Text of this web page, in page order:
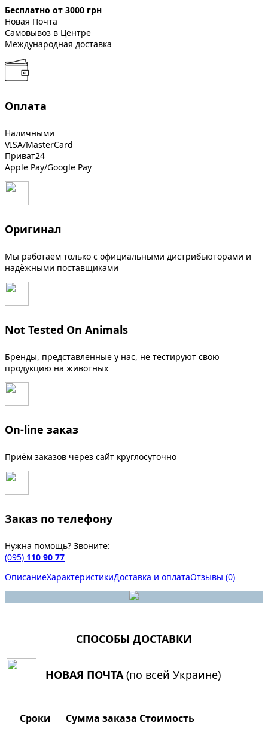
Бесплатно от 3000 грн
Новая Почта
Самовывоз в Центре
Международная доставка
Оплата
Наличными
VISA/MasterCard
Приват24
Apple Pay/Google Pay
Оригинал
Мы работаем только с официальными дистрибьюторами и
надёжными поставщиками
Not Tested On Animals
Бренды, представленные у нас, не тестируют свою
продукцию на животных
On-line заказ
Приём заказов через сайт круглосуточно
Заказ по телефону
Нужна помощь? Звоните:
(095) 110 90 77
ОписаниеХарактеристикиДоставка и оплатаОтзывы (0)
СПОСОБЫ ДОСТАВКИ
НОВАЯ ПОЧТА(по всей Украине)
Сроки Сумма заказа Стоимость